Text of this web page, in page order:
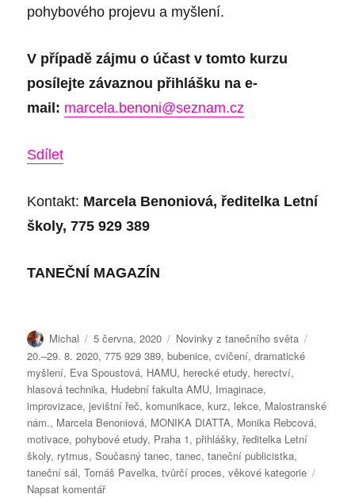
pohybového projevu a myšlení.
V případě zájmu o účast v tomto kurzu
posílejte závaznou přihlášku nae-
mail: marcela.benoni@seznam.cz
Sdílet
Kontakt: Marcela Benoniová, ředitelka Letní
školy, 775 929 389
TANEČNÍ MAGAZÍN
Autor:
Michal Publikováno:
5 června, 2020 Rubriky:
Novinky z tanečního světa
20.–29. 8. 2020,775 929 389,bubenice,cvičení,dramatické
myšlení, Eva Spoustová, HAMU, herecké etudy, herectví,
hlasová technika, Hudební fakulta AMU, Imaginace,
improvizace,jevištní řeč,komunikace,kurz, lekce, Malostranské
nám., Marcela Benoniová, MONIKA DIATTA, Monika Rebcová,
motivace,pohybové etudy, Praha 1,přihlášky,ředitelka Letní
školy, rytmus,Současný tanec,tanec,taneční publicistka,
taneční sál,Tomáš Pavelka,tvůrčí proces,věkové kategorie
Napsat komentářpro